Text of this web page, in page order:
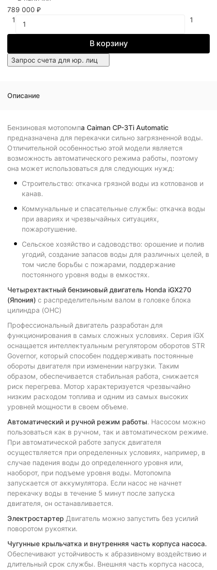
789 000 ₽
1 1
В корзину
Запрос счета для юр. лиц
Описание
Бензиновая мотопомпа Caiman CP-3Ti Automatic
предназначена для перекачки сильно загрязненной воды.
Отличительной особенностью этой модели является
возможность автоматического режима работы, поэтому
она может использоваться для следующих нужд:
Строительство: откачка грязной воды из котлованов и
канав.
Коммунальные и спасательные службы: откачка воды
при авариях и чрезвычайных ситуациях,
пожаротушение.
Сельское хозяйство и садоводство: орошение и полив
угодий, создание запасов воды для различных целей, в
том числе борьбы с пожарами, поддержание
постоянного уровня воды в емкостях.
Четырехтактный бензиновый двигатель Honda iGX270
(Япония) с распределительным валом в головке блока
цилиндра (OHC)
Профессиональный двигатель разработан для
функционирования в самых сложных условиях. Серия iGX
оснащается интеллектуальным регулятором оборотов STR
Governor, который способен поддерживать постоянные
обороты двигателя при изменении нагрузки. Таким
образом, обеспечивается стабильная работа, снижается
риск перегрева. Мотор характеризуется чрезвычайно
низким расходом топлива и одним из самых высоких
уровней мощности в своем объеме.
Автоматический и ручной режим работы. Насосом можно
пользоваться как в ручном, так и автоматическом режиме.
При автоматической работе запуск двигателя
осуществляется при определенных условиях, например, в
случае падения воды до определенного уровня или,
наоборот, при подъеме уровня воды. Мотопомпа
запускается от аккумулятора. Если насос не начнет
перекачку воды в течение 5 минут после запуска
двигателя, он останавливается.
Электростартер Двигатель можно запустить без усилий
поворотом рукоятки.
Чугунные крыльчатка и внутренняя часть корпуса насоса.
Обеспечивают устойчивость к абразивному воздействию и
длительный срок службы. Внешняя часть корпуса насоса,